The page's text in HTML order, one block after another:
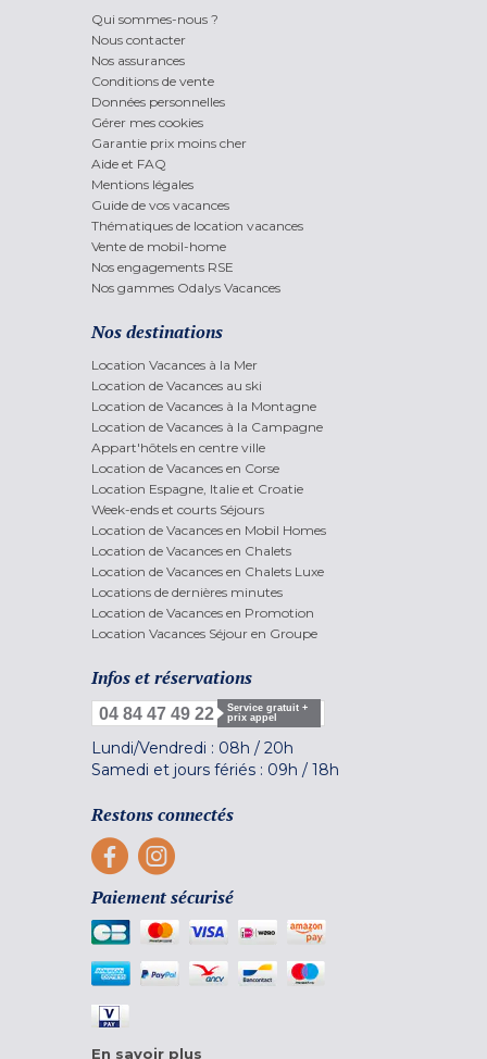
Qui sommes-nous ?
Nous contacter
Nos assurances
Conditions de vente
Données personnelles
Gérer mes cookies
Garantie prix moins cher
Aide et FAQ
Mentions légales
Guide de vos vacances
Thématiques de location vacances
Vente de mobil-home
Nos engagements RSE
Nos gammes Odalys Vacances
Nos destinations
Location Vacances à la Mer
Location de Vacances au ski
Location de Vacances à la Montagne
Location de Vacances à la Campagne
Appart'hôtels en centre ville
Location de Vacances en Corse
Location Espagne, Italie et Croatie
Week-ends et courts Séjours
Location de Vacances en Mobil Homes
Location de Vacances en Chalets
Location de Vacances en Chalets Luxe
Locations de dernières minutes
Location de Vacances en Promotion
Location Vacances Séjour en Groupe
Infos et réservations
04 84 47 49 22
Service gratuit +
prix appel
Lundi/Vendredi : 08h / 20h
Samedi et jours fériés : 09h / 18h
Restons connectés
Paiement sécurisé
En savoir plus